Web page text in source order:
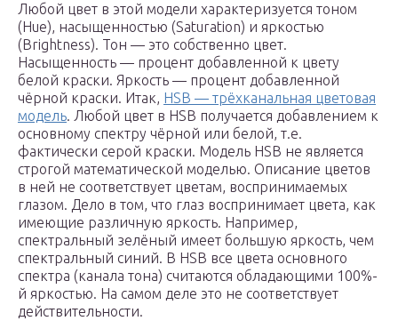
Любой цвет в этой модели характеризуется тоном
(Hue), насыщенностью (Saturation) и яркостью
(Brightness). Тон — это собственно цвет.
Насыщенность — процент добавленной к цвету
белой краски. Яркость — процент добавленной
чёрной краски. Итак, HSB — трёхканальная цветовая
модель. Любой цвет в HSB получается добавлением к
основному спектру чёрной или белой, т.е.
фактически серой краски. Модель HSB не является
строгой математической моделью. Описание цветов
в ней не соответствует цветам, воспринимаемых
глазом. Дело в том, что глаз воспринимает цвета, как
имеющие различную яркость. Например,
спектральный зелёный имеет большую яркость, чем
спектральный синий. В HSB все цвета основного
спектра (канала тона) считаются обладающими 100%-
й яркостью. На самом деле это не соответствует
действительности.